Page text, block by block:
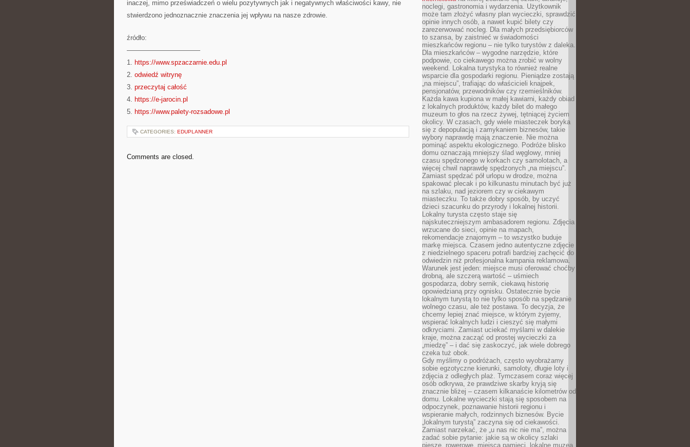
inaczej, mimo przeświadczeń o wielu pozytywnych jak i negatywnych właściwości kawy, nie
stwierdzono jednoznacznie znaczenia jej wpływu na nasze zdrowie.
źródło:
———————————
1. https://www.spzaczarnie.edu.pl
2. odwiedź witrynę
3. przeczytaj całość
4. https://e-jarocin.pl
5. https://www.palety-rozsadowe.pl
CATEGORIES: EDUPLANNER
Comments are closed.
noclegi, gastronomia i wydarzenia. Użytkownik
może tam złożyć własny plan wycieczki, sprawdzić
opinie innych osób, a nawet kupić bilety czy
zarezerwować nocleg. Dla małych przedsiębiorców
to szansa, by zaistnieć w świadomości
mieszkańców regionu – nie tylko turystów z daleka.
Dla mieszkańców – wygodne narzędzie, które
podpowie, co ciekawego można zrobić w wolny
weekend. Lokalna turystyka to również realne
wsparcie dla gospodarki regionu. Pieniądze zostają
„na miejscu”, trafiając do właścicieli knajpek,
pensjonatów, przewodników czy rzemieślników.
Każda kawa kupiona w małej kawiarni, każdy obiad
z lokalnych produktów, każdy bilet do małego
muzeum to głos na rzecz żywej, tętniącej życiem
okolicy. W czasach, gdy wiele miasteczek boryka
się z depopulacją i zamykaniem biznesów, takie
wybory naprawdę mają znaczenie. Nie można
pominąć aspektu ekologicznego. Podróże blisko
domu oznaczają mniejszy ślad węglowy, mniej
czasu spędzonego w korkach czy samolotach, a
więcej chwil naprawdę spędzonych „na miejscu”.
Zamiast spędzać pół urlopu w drodze, można
spakować plecak i po kilkunastu minutach być już
na szlaku, nad jeziorem czy w ciekawym
miasteczku. To także dobry sposób, by uczyć
dzieci szacunku do przyrody i lokalnej historii.
Lokalny turysta często staje się
najskuteczniejszym ambasadorem regionu. Zdjęcia
wrzucane do sieci, opinie na mapach,
rekomendacje znajomym – to wszystko buduje
markę miejsca. Czasem jedno autentyczne zdjęcie
z niedzielnego spaceru potrafi bardziej zachęcić do
odwiedzin niż profesjonalna kampania reklamowa.
Warunek jest jeden: miejsce musi oferować choćby
drobną, ale szczerą wartość – uśmiech
gospodarza, dobry sernik, ciekawą historię
opowiedzianą przy ognisku. Ostatecznie bycie
lokalnym turystą to nie tylko sposób na spędzanie
wolnego czasu, ale też postawa. To decyzja, że
chcemy lepiej znać miejsce, w którym żyjemy,
wspierać lokalnych ludzi i cieszyć się małymi
odkryciami. Zamiast uciekać myślami w dalekie
kraje, można zacząć od prostej wycieczki za
„miedzę” – i dać się zaskoczyć, jak wiele dobrego
czeka tuż obok.
Gdy myślimy o podróżach, często wyobrażamy
sobie egzotyczne kierunki, samoloty, długie loty i
zdjęcia z odległych plaż. Tymczasem coraz więcej
osób odkrywa, że prawdziwe skarby kryją się
znacznie bliżej – czasem kilkanaście kilometrów od
domu. Lokalne wycieczki stają się sposobem na
odpoczynek, poznawanie historii regionu i
wspieranie małych, rodzinnych biznesów. Bycie
„lokalnym turystą” zaczyna się od ciekawości.
Zamiast narzekać, że „u nas nic nie ma”, można
zadać sobie pytanie: jakie są w okolicy szlaki
piesze, rowerowe, miejsca pamięci, lokalne muzea,